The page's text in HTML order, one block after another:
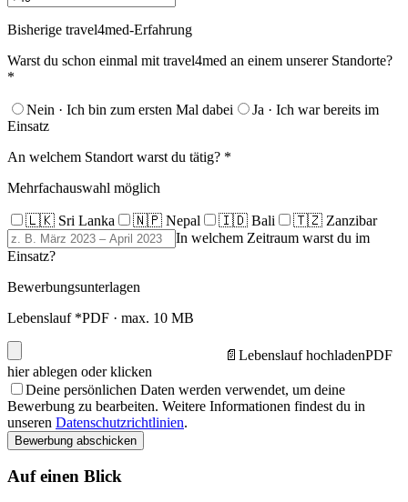
Bisherige travel4med-Erfahrung
Warst du schon einmal mit travel4med an einem unserer Standorte?
*
Nein · Ich bin zum ersten Mal dabei
Ja · Ich war bereits im
Einsatz
An welchem Standort warst du tätig? *
Mehrfachauswahl möglich
🇱🇰 Sri Lanka 🇳🇵 Nepal 🇮🇩 Bali
🇹🇿 Zanzibar
In welchem Zeitraum warst du im
Einsatz?
Bewerbungsunterlagen
Lebenslauf *PDF · max. 10 MB
📄 Lebenslauf hochladenPDF
hier ablegen oder klicken
Deine persönlichen Daten werden verwendet, um deine
Bewerbung zu bearbeiten. Weitere Informationen findest du in
unseren Datenschutzrichtlinien.
Bewerbung abschicken
Auf einen Blick